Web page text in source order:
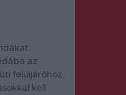
az
felüljáróhoz,
kell